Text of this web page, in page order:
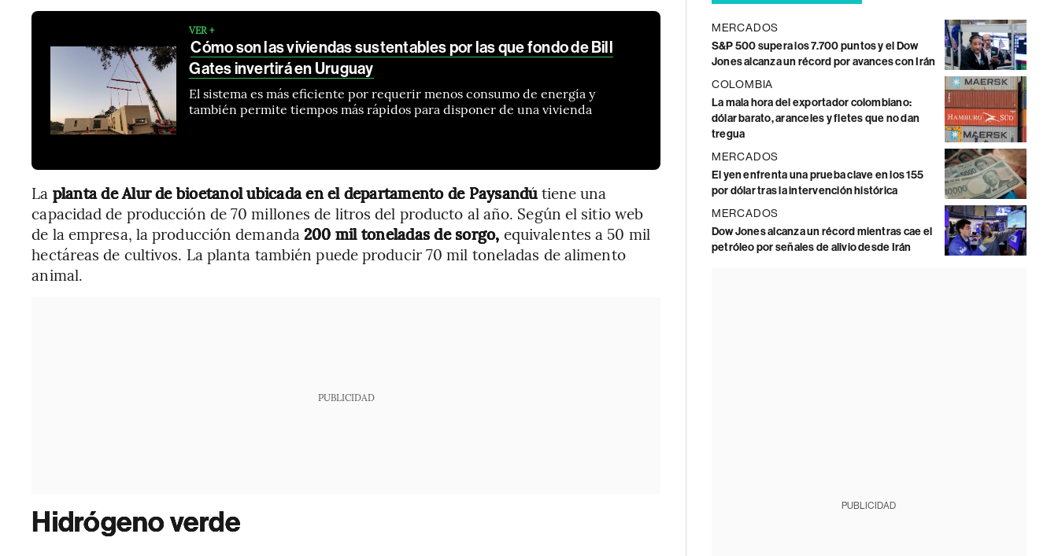
VER +
Cómo son las viviendas sustentables por las que fondo de Bill
Gates invertirá en Uruguay
El sistema es más eficiente por requerir menos consumo de energía y
también permite tiempos más rápidos para disponer de una vivienda
La planta de Alur de bioetanol ubicada en el departamento de Paysandútiene una
capacidad de producción de 70 millones de litros del producto al año. Según el sitio web
de la empresa, la producción demanda 200 mil toneladas de sorgo, equivalentes a 50 mil
hectáreas de cultivos. La planta también puede producir 70 mil toneladas de alimento
animal.
PUBLICIDAD
Hidrógeno verde
MERCADOS
S&P 500 supera los 7.700 puntos y el Dow
Jones alcanza un récord por avances con Irán
COLOMBIA
La mala hora del exportador colombiano:
dólar barato, aranceles y fletes que no dan
tregua
MERCADOS
El yen enfrenta una prueba clave en los 155
por dólar tras la intervención histórica
MERCADOS
Dow Jones alcanza un récord mientras cae el
petróleo por señales de alivio desde Irán
PUBLICIDAD